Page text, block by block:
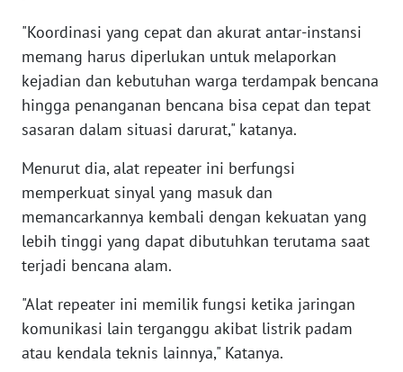
"Koordinasi yang cepat dan akurat antar-instansi
memang harus diperlukan untuk melaporkan
kejadian dan kebutuhan warga terdampak bencana
hingga penanganan bencana bisa cepat dan tepat
sasaran dalam situasi darurat," katanya.
Menurut dia, alat repeater ini berfungsi
memperkuat sinyal yang masuk dan
memancarkannya kembali dengan kekuatan yang
lebih tinggi yang dapat dibutuhkan terutama saat
terjadi bencana alam.
"Alat repeater ini memilik fungsi ketika jaringan
komunikasi lain terganggu akibat listrik padam
atau kendala teknis lainnya," Katanya.
WN
JABAR
WN
BANTEN
NTT
WN
WN